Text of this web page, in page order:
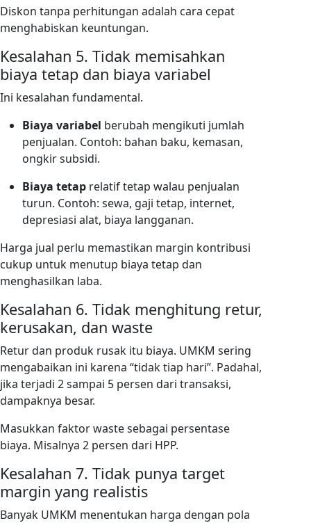
Diskon tanpa perhitungan adalah cara cepat
menghabiskan keuntungan.
Kesalahan 5. Tidak memisahkan
biaya tetap dan biaya variabel
Ini kesalahan fundamental.
Biaya variabel berubah mengikuti jumlah
penjualan. Contoh: bahan baku, kemasan,
ongkir subsidi.
Biaya tetap relatif tetap walau penjualan
turun. Contoh: sewa, gaji tetap, internet,
depresiasi alat, biaya langganan.
Harga jual perlu memastikan margin kontribusi
cukup untuk menutup biaya tetap dan
menghasilkan laba.
Kesalahan 6. Tidak menghitung retur,
kerusakan, dan waste
Retur dan produk rusak itu biaya. UMKM sering
mengabaikan ini karena “tidak tiap hari”. Padahal,
jika terjadi 2 sampai 5 persen dari transaksi,
dampaknya besar.
Masukkan faktor waste sebagai persentase
biaya. Misalnya 2 persen dari HPP.
Kesalahan 7. Tidak punya target
margin yang realistis
Banyak UMKM menentukan harga dengan pola